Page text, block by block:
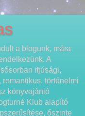
a blogunk, mára
A
ifjúsági,
történelmi
könyvajánló
Klub alapító
őszinte